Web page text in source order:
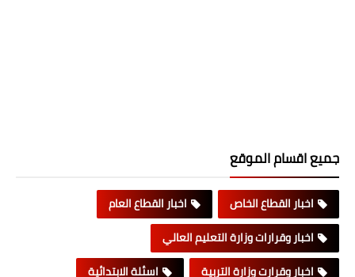
جميع اقسام الموقع
اخبار القطاع الخاص
اخبار القطاع العام
اخبار وقرارات وزارة التعليم العالي
اخبار وقرارت وزارة التربية
اسئلة الابتدائية